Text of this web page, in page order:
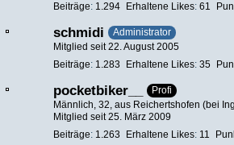
Beiträge 1.294 Erhaltene Likes 61
schmidi
Administrator
Mitglied seit 22. August 2005
Beiträge 1.283 Erhaltene Likes 35
pocketbiker__
Profi
Männlich 32 aus Reichertshofen (bei
Mitglied seit 25. März 2009
Beiträge 1.263 Erhaltene Likes 11